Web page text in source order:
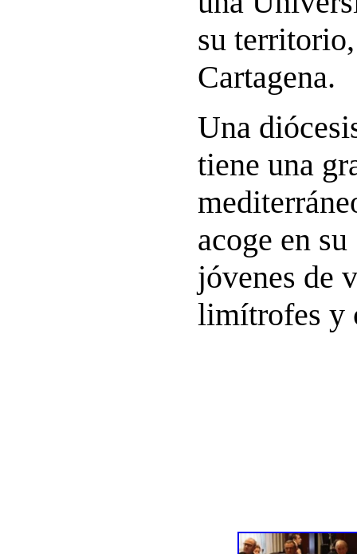
su
Cartagena.
Una
tiene una
acoge en
jóvenes de
limítrofes y